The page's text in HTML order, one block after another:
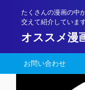
たくさんの漫画の中
交えて紹介していま
オススメ漫
お問い合わせ